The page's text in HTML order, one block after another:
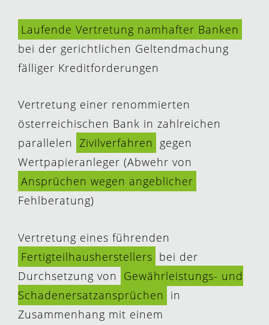
Laufende Vertretung namhafter Banken
bei der gerichtlichen Geltendmachung
fälliger Kreditforderungen
Vertretung einer renommierten
österreichischen Bank in zahlreichen
parallelen Zivilverfahren gegen
Wertpapieranleger (Abwehr von
Ansprüchen wegen angeblicher
Fehlberatung)
Vertretung eines führenden
Fertigteilhausherstellers bei der
Durchsetzung von Gewährleistungs- und
Schadenersatzansprüchen in
Zusammenhang mit einem